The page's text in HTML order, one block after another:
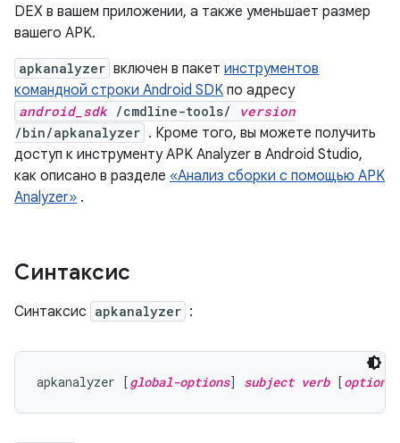
DEX в вашем приложении, а также уменьшает размер
вашего APK.
apkanalyzer включен в пакет инструментов
командной строки Android SDK по адресу
android_sdk/cmdline-tools/
version
/bin/apkanalyzer . Кроме того, вы можете получить
доступ к инструменту APK Analyzer в Android Studio,
как описано в разделе «Анализ сборки с помощью APK
Analyzer» .
Синтаксис
Синтаксис apkanalyzer :
apkanalyzer [global-options] subject verb [options